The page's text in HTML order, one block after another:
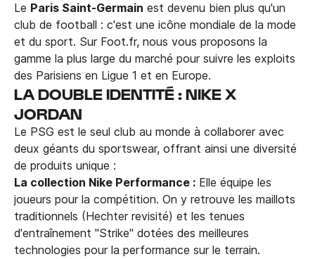
Le Paris Saint-Germain est devenu bien plus qu'un
club de football : c'est une icône mondiale de la mode
et du sport. Sur Foot.fr, nous vous proposons la
gamme la plus large du marché pour suivre les exploits
des Parisiens en Ligue 1 et en Europe.
LA DOUBLE IDENTITÉ : NIKE X
JORDAN
Le PSG est le seul club au monde à collaborer avec
deux géants du sportswear, offrant ainsi une diversité
de produits unique :
La collection Nike Performance : Elle équipe les
joueurs pour la compétition. On y retrouve les maillots
traditionnels (Hechter revisité) et les tenues
d'entraînement "Strike" dotées des meilleures
technologies pour la performance sur le terrain.